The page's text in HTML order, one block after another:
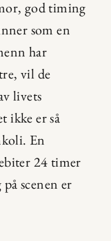
god timing
som en
har
vil de
livets
ikke er så
En
24 timer
scenen er